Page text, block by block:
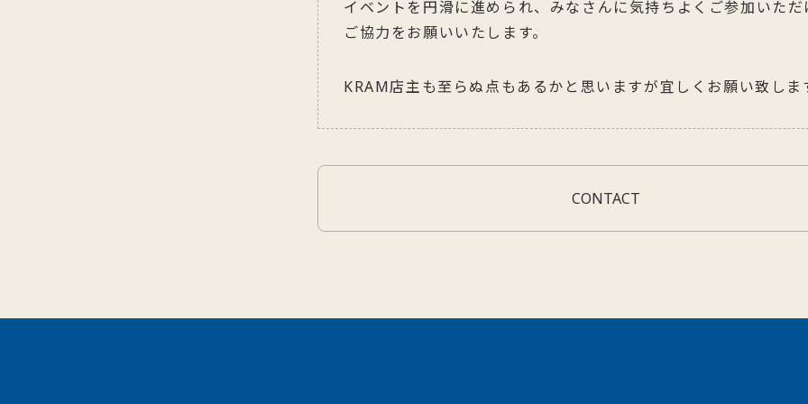
イベントを円滑に進められ、みなさんに気持ちよくご参加いただ
ご協力をお願いいたします。
KRAM店主も至らぬ点もあるかと思いますが宜しくお願い致しま
CONTACT